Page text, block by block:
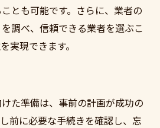
とも可能です。さらに、業者の
調べ、信頼できる業者を選ぶこ
実現できます。
た準備は、事前の計画が成功の
前に必要な手続きを確認し、忘